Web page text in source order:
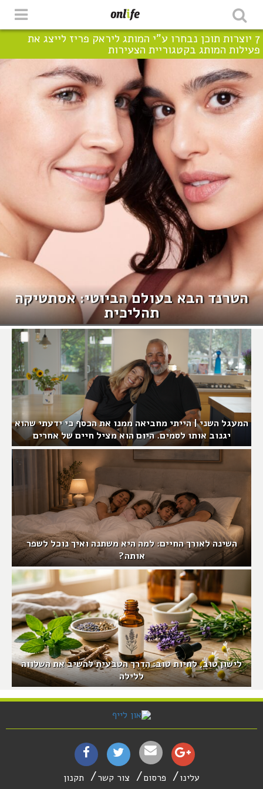
7 יוצרות תוכן נבחרו ע"י המותג ליראק פריז לייצג את
פעילות המותג בקטגוריית הצעירות
הטרנד הבא בעולם הביוטי: אסתטיקה
תהליכית
המעגל השני | הייתי מחביאה ממנו את הכסף כי ידעתי שהוא
יגנוב אותו לסמים. היום הוא מציל חיים של אחרים
השינה לאורך החיים: למה היא משתנה ואיך נוכל לשפר
אותה?
לישון טוב, לחיות טוב: הדרך הטבעית להשיב את השלווה
ללילה
עלינו פרסום צור קשר תקנון